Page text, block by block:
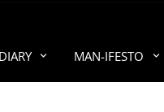
MAN-IFESTO